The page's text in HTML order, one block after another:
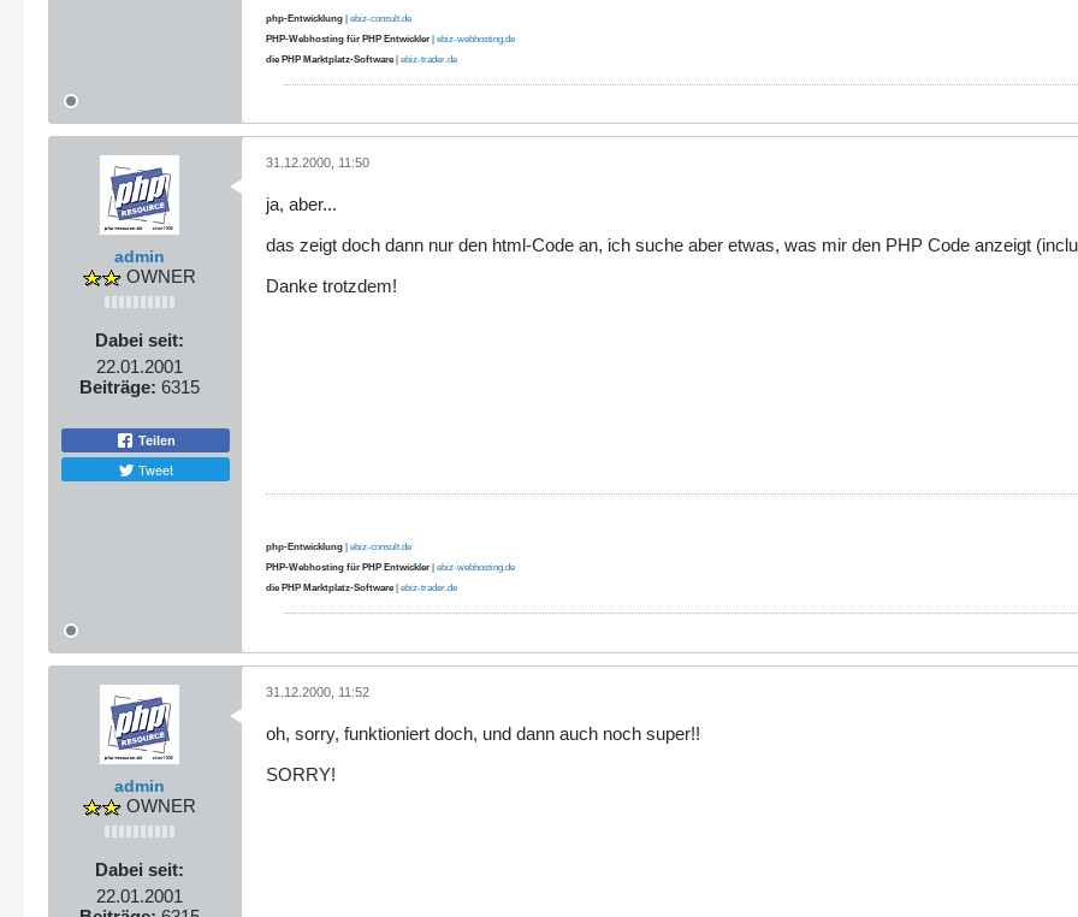
php-Entwicklung | ebiz-consult.de
PHP-Webhosting für PHP Entwickler | ebiz-webhosting.de
die PHP Marktplatz-Software | ebiz-trader.de
admin
OWNER
Dabei seit:
22.01.2001
Beiträge: 6315
Teilen
Tweet
31.12.2000, 11:50
ja, aber...
das zeigt doch dann nur den html-Code an, ich suche aber etwas, was mir den PHP Code anzeigt
Danke trotzdem!
php-Entwicklung
ebiz-consult.de
PHP-Webhosting für PHP Entwickler
ebiz-webhosting.de
die PHP Marktplatz-Software
ebiz-trader.de
admin
OWNER
Dabei seit:
22.01.2001
31.12.2000, 11:52
oh, sorry, funktioniert doch, und dann auch noch super!!
SORRY!